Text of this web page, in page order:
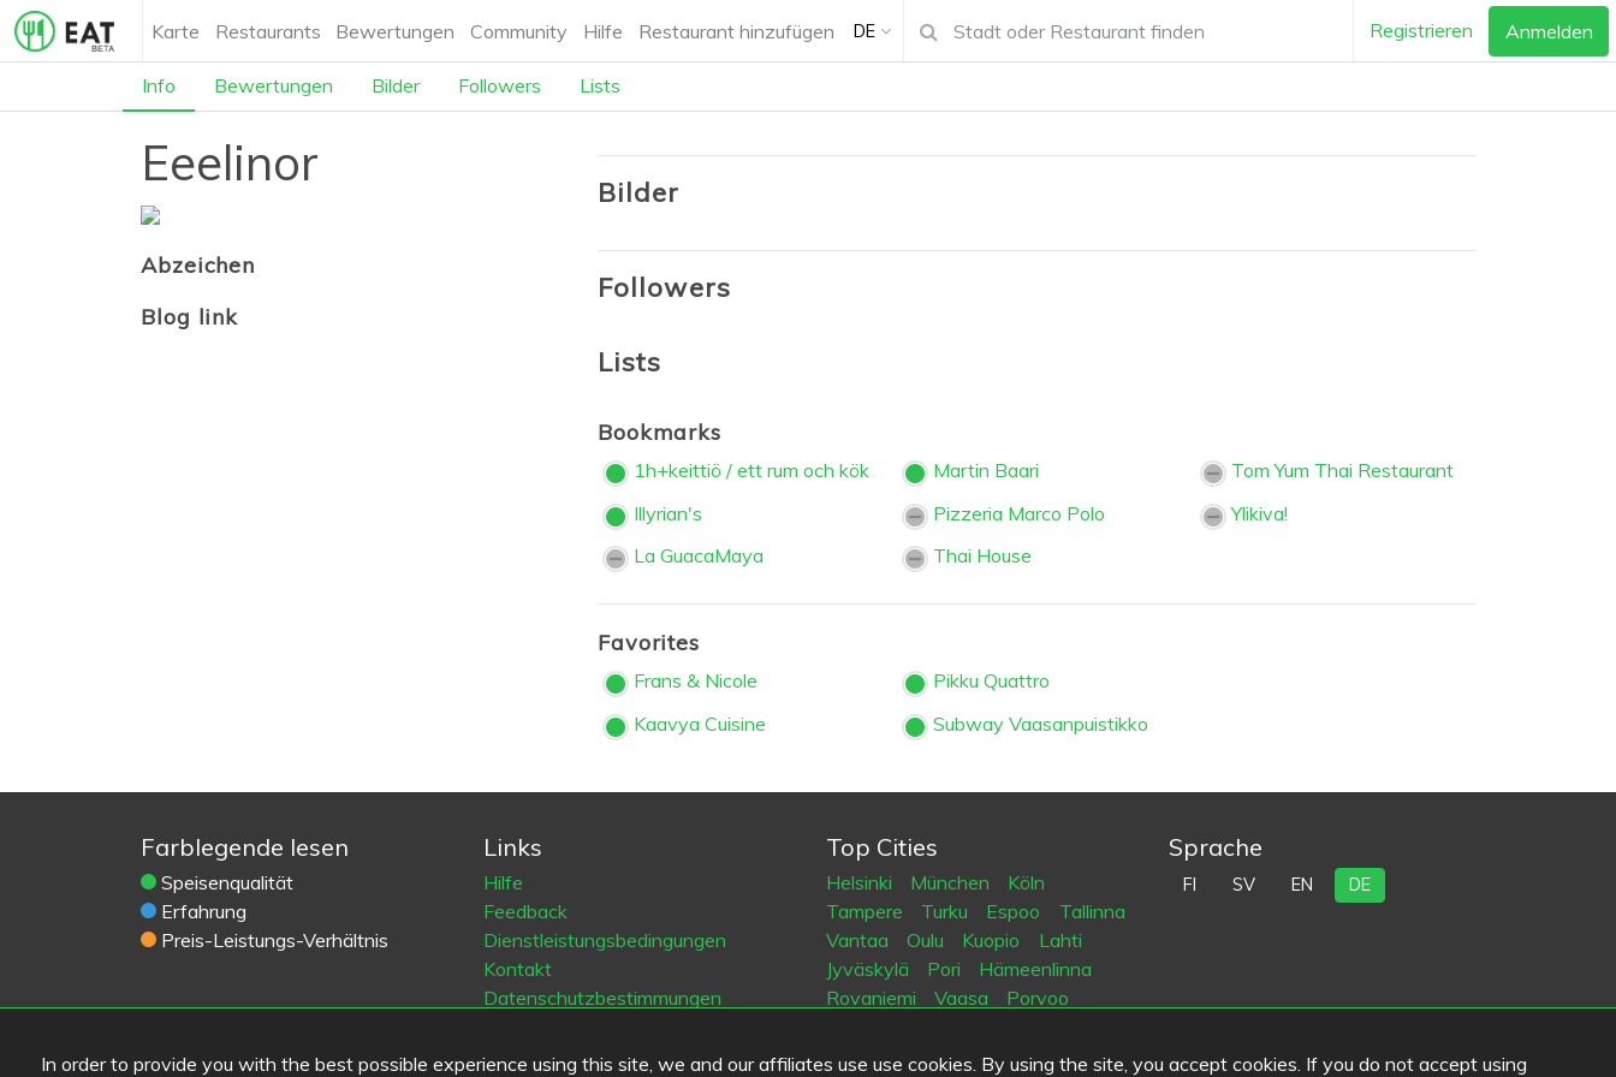
Karte Restaurants Bewertungen Community Hilfe Restaurant hinzufügen DE Registrieren Anmelden
In order to provide you with the best possible experience using this site, we and our affiliates use use cookies. By using the site, you accept cookies. If you do not accept using
Info Bewertungen Bilder Followers Lists
Eeelinor
Abzeichen
Blog link
Bilder
Followers
Lists
Bookmarks
1h+keittiö / ett rum och kök
Illyrian's
La GuacaMaya
Martin Baari
Pizzeria Marco Polo
Thai House
Tom Yum Thai Restaurant
Ylikiva!
Favorites
Frans & Nicole
Kaavya Cuisine
Pikku Quattro
Subway Vaasanpuistikko
Farblegende lesen
Speisenqualität
Erfahrung
Preis-Leistungs-Verhältnis
Links
Hilfe
Feedback
Dienstleistungsbedingungen
Kontakt
Datenschutzbestimmungen
Blogs
Top Cities
Helsinki München
Köln
Tampere
Turku Espoo
Tallinna
Vantaa
Oulu Kuopio
Lahti
Jyväskylä
Pori
Hämeenlinna
Rovaniemi
Vaasa
Porvoo
Sprache
FI SV EN DE